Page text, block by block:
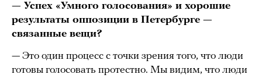
— Успех «Умного голосования» и хорошие
результаты оппозиции в Петербурге —
связанные вещи?
— Это один процесс с точки зрения того, что люди
готовы голосовать протестно. Мы видим, что люди